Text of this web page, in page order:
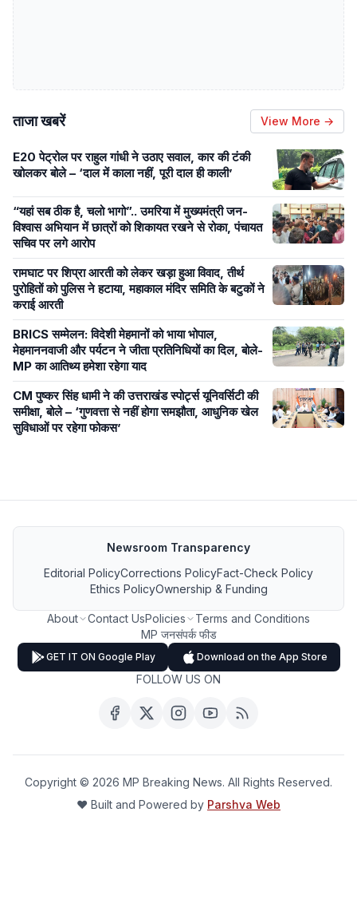
ताजा खबरें View More →
E20 पेट्रोल पर राहुल गांधी ने उठाए सवाल, कार की टंकी
खोलकर बोले – ‘दाल में काला नहीं, पूरी दाल ही काली’
“यहां सब ठीक है, चलो भागो”.. उमरिया में मुख्यमंत्री जन-
विश्वास अभियान में छात्रों को शिकायत रखने से रोका, पंचायत
सचिव पर लगे आरोप
रामघाट पर शिप्रा आरती को लेकर खड़ा हुआ विवाद, तीर्थ
पुरोहितों को पुलिस ने हटाया, महाकाल मंदिर समिति के बटुकों ने
कराई आरती
BRICS सम्मेलन: विदेशी मेहमानों को भाया भोपाल,
मेहमाननवाजी और पर्यटन ने जीता प्रतिनिधियों का दिल, बोले-
MP का आतिथ्य हमेशा रहेगा याद
CM पुष्कर सिंह धामी ने की उत्तराखंड स्पोर्ट्स यूनिवर्सिटी की
समीक्षा, बोले – ‘गुणवत्ता से नहीं होगा समझौता, आधुनिक खेल
सुविधाओं पर रहेगा फोकस’
Newsroom Transparency
Editorial PolicyCorrections PolicyFact-Check Policy
Ethics PolicyOwnership & Funding
About Contact UsPolicies
Terms and Conditions
MP जनसंपर्क फीड
GET IT ON Google Play Download on the App Store
FOLLOW US ON
Copyright © 2026 MP Breaking News. All Rights Reserved.
❤️ Built and Powered by Parshva Web